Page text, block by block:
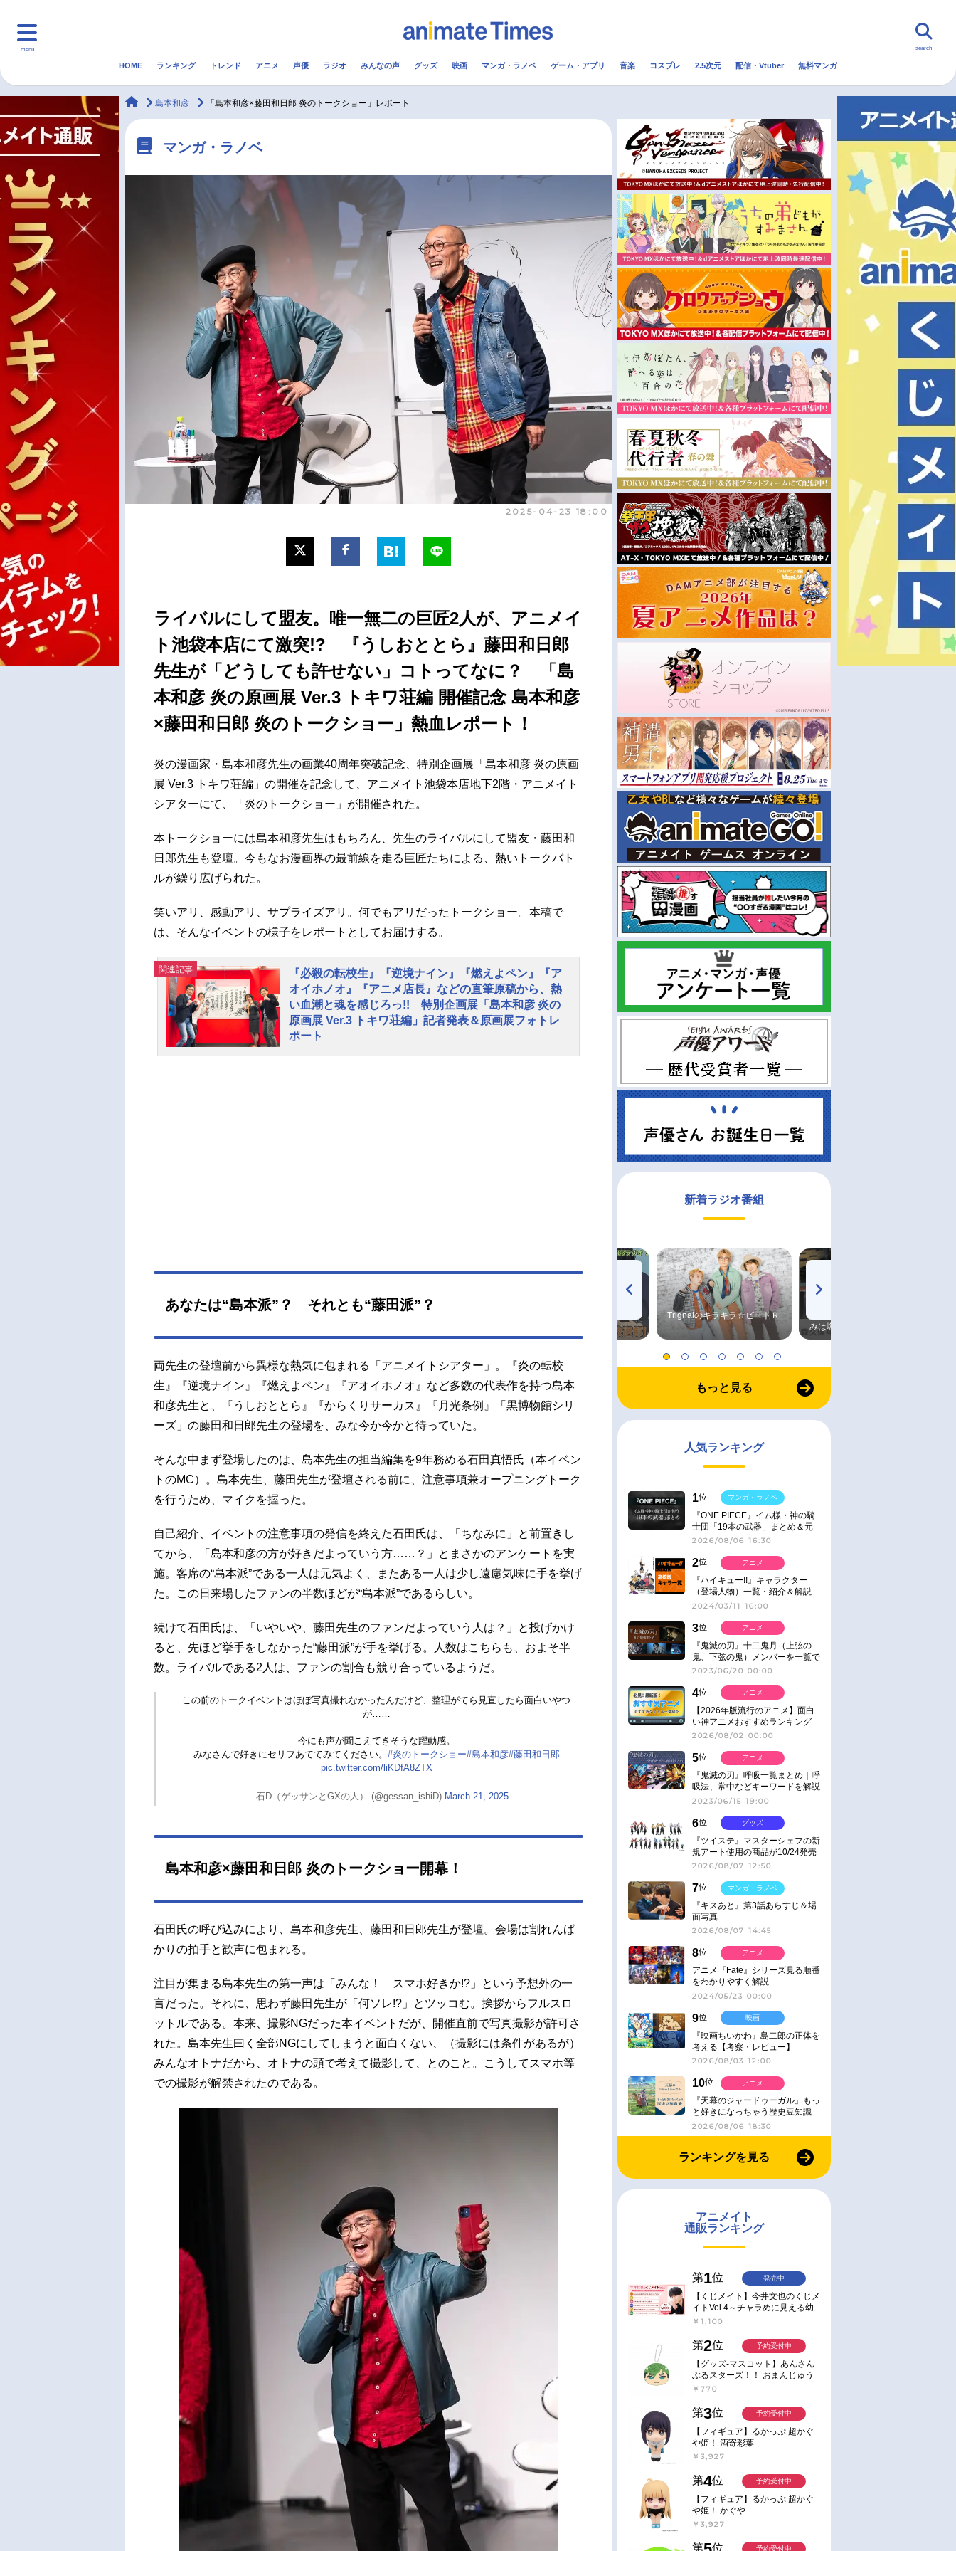
menu
マンガ・ラノベ ゲーム・アプリ 配信・Vtuber トレンド 無料マンガ
最新記事一覧
アニメ記事一覧
アニメ映画一覧
実写化映画一覧
男性声優/女性声優一覧
今期アニメ曜日別一覧 秋アニメ
冬アニメ
FOLLOW US
search
HOME ランキング トレンド アニメ 声優 ラジオ みんなの声 グッズ 映画 マンガ・ラノベ ゲーム・アプリ 音楽 コスプレ 2.5次元 配信・Vtuber 無料マンガ
animateTimes
島本和彦 「島本和彦×藤田和日郎 炎のトークショー」レポート
マンガ・ラノベ
2025-04-23 18:00
ライバルにして盟友。唯一無二の巨匠2人が、アニメイ
ト池袋本店にて激突!? 『うしおととら』藤田和日郎
先生が「どうしても許せない」コトってなに？ 「島
本和彦 炎の原画展 Ver.3 トキワ荘編 開催記念 島本和彦
×藤田和日郎 炎のトークショー」熱血レポート！
炎の漫画家・島本和彦先生の画業40周年突破記念、特別企画展「島本和彦 炎の原画
展 Ver.3 トキワ荘編」の開催を記念して、アニメイト池袋本店地下2階・アニメイト
シアターにて、「炎のトークショー」が開催された。
本トークショーには島本和彦先生はもちろん、先生のライバルにして盟友・藤田和
日郎先生も登壇。今もなお漫画界の最前線を走る巨匠たちによる、熱いトークバト
ルが繰り広げられた。
笑いアリ、感動アリ、サプライズアリ。何でもアリだったトークショー。本稿で
は、そんなイベントの様子をレポートとしてお届けする。
関連記事
『必殺の転校生』『逆境ナイン』『燃えよペン』『ア
オイホノオ』『アニメ店長』などの直筆原稿から、熱
い血潮と魂を感じろっ!! 特別企画展「島本和彦 炎の
原画展 Ver.3 トキワ荘編」記者発表＆原画展フォトレ
ポート
炎の漫画家・島本和彦先生の画業40周年突破記念、特
また、島本先生が生み出したアニメイトのCMキャラク
は、熱く燃えたぎる炎のような本原画展の様子をフォ
記者発表会の模様もお届けする。島本先生の直筆原稿
から伝わってくる熱とパワーを感じ、ぜひ現地に足を
運んでほしい。島本先生もビデオメッセージで参戦！
記者発表レポート本原画展一般公開前日に行われた
記者発表会では、高際みゆき豊島区長と、島本先生の
担当編集を9...
あなたは“島本派”？ それとも“藤田派”？
両先生の登壇前から異様な熱気に包まれる「アニメイトシアター」。『炎の転校
生』『逆境ナイン』『燃えよペン』『アオイホノオ』など多数の代表作を持つ島本
和彦先生と、『うしおととら』『からくりサーカス』『月光条例』「黒博物館シリ
ーズ」の藤田和日郎先生の登場を、みな今か今かと待っていた。
そんな中まず登場したのは、島本先生の担当編集を9年務める石田真悟氏（本イベン
トのMC）。島本先生、藤田先生が登壇される前に、注意事項兼オープニングトーク
を行うため、マイクを握った。
自己紹介、イベントの注意事項の発信を終えた石田氏は、「ちなみに」と前置きし
てから、「島本和彦の方が好きだよっていう方……？」とまさかのアンケートを実
施。客席の“島本派”である一人は元気よく、またある一人は少し遠慮気味に手を挙げ
た。この日来場したファンの半数ほどが“島本派”であるらしい。
続けて石田氏は、「いやいや、藤田先生のファンだよっていう人は？」と投げかけ
ると、先ほど挙手をしなかった“藤田派”が手を挙げる。人数はこちらも、およそ半
数。ライバルである2人は、ファンの割合も競り合っているようだ。
この前のトークイベントはほぼ写真撮れなかったんだけど、整理がてら見直したら面白いやつ
が……
今にも声が聞こえてきそうな躍動感。
みなさんで好きにセリフあててみてください。 #炎のトークショー#島本和彦#藤田和日郎
pic.twitter.com/liKDfA8ZTX
— 石D（ゲッサンとGXの人） (@gessan_ishiD) March 21, 2025
島本和彦×藤田和日郎 炎のトークショー開幕！
石田氏の呼び込みにより、島本和彦先生、藤田和日郎先生が登壇。会場は割れんば
かりの拍手と歓声に包まれる。
注目が集まる島本先生の第一声は「みんな！ スマホ好きか!?」という予想外の一
言だった。それに、思わず藤田先生が「何ソレ!?」とツッコむ。挨拶からフルスロ
ットルである。本来、撮影NGだった本イベントだが、開催直前で写真撮影が許可さ
れた。島本先生曰く全部NGにしてしまうと面白くない、（撮影には条件があるが）
みんなオトナだから、オトナの頭で考えて撮影して、とのこと。こうしてスマホ等
での撮影が解禁されたのである。
新着ラジオ番組
TVアニメ『戦隊大失格』
Trignalのキラキラ☆ビートＲ
みは塩だけ
もっと見る
人気ランキング
1位
『ONE PIECE』イム様・神の騎
士団「19本の武器」まとめ＆元
ネタ
2026/08/06 16:30
マンガ・ラノベ
2位
『ハイキュー!!』キャラクター
（登場人物）一覧・紹介＆解説
2024/03/11 16:00
アニメ
3位
『鬼滅の刃』十二鬼月（上弦の
鬼、下弦の鬼）メンバーを一覧で
紹介＆解説（登場鬼の情報まと
2023/06/20 00:00
アニメ
4位
【2026年版流行のアニメ】面白
い神アニメおすすめランキング
【名作・話題作】｜ジャンル別人
2026/08/02 00:00
アニメ
5位
『鬼滅の刃』呼吸一覧まとめ｜呼
吸法、常中などキーワードを解説
2023/06/15 19:00
アニメ
6位
『ツイステ』マスターシェフの新
規アート使用の商品が10/24発売
2026/08/07 12:50
グッズ
7位
『キスあと』第3話あらすじ＆場
面写真
2026/08/07 14:45
マンガ・ラノベ
8位
アニメ『Fate』シリーズ見る順番
をわかりやすく解説
2024/05/23 00:00
アニメ
9位
『映画ちいかわ』島二郎の正体を
考える【考察・レビュー】
2026/08/03 12:00
映画
10位
『天幕のジャードゥーガル』もっ
と好きになっちゃう歴史豆知識
2026/08/06 18:30
アニメ
ランキングを見る
アニメイト
通販ランキング
第1位
【くじメイト】今井文也のくじメ
イトVol.4～チャラめに見える幼
馴染、実は一途で独占欲が強いん
￥1,100
発売中
第2位
【グッズ-マスコット】あんさん
ぶるスターズ！！ おまんじゅう
にぎにぎマスコット ねくすと2
￥770
予約受付中
第3位
【フィギュア】るかっぷ 超かぐ
や姫！ 酒寄彩葉
￥3,927
予約受付中
第4位
【フィギュア】るかっぷ 超かぐ
や姫！ かぐや
￥3,927
予約受付中
第 位 予約受付中